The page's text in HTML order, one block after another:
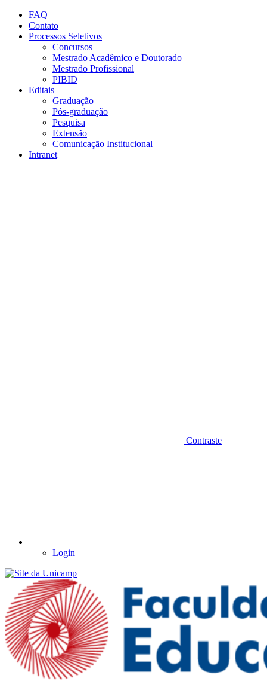
Conteúdo principal
FAQ
Contato
Processos Seletivos
Concursos
Mestrado Acadêmico e Doutorado
Mestrado Profissional
PIBID
Editais
Graduação
Pós-graduação
Pesquisa
Extensão
Comunicação Institucional
Intranet
Contraste
Login